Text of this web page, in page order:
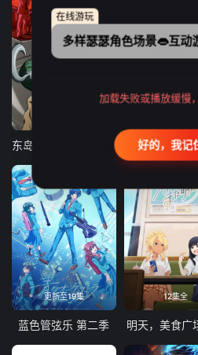
古诺希亚
更新至19集
蓝色管弦乐 第二季
12集全
明天，美食广
在线游玩
多样瑟瑟角色场景👄互动
加载失败或播放缓慢
好的，我记